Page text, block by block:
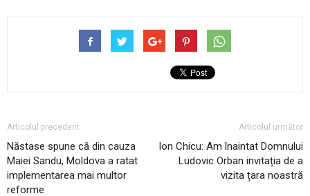
Articolul precedent
Năstase spune că din cauza
Maiei Sandu, Moldova a ratat
implementarea mai multor
reforme
Articolul următor
Ion Chicu: Am înaintat Domnului
Ludovic Orban invitația de a
vizita țara noastră